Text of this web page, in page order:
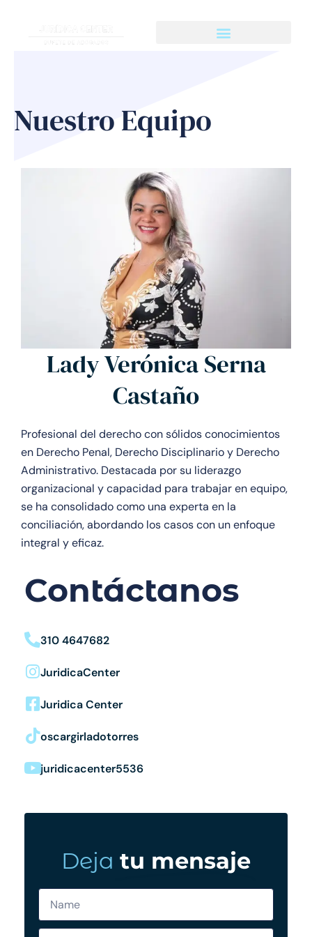
Nuestro Equipo
Lady Verónica Serna
Castaño
Profesional del derecho con sólidos conocimientos
en Derecho Penal, Derecho Disciplinario y Derecho
Administrativo. Destacada por su liderazgo
organizacional y capacidad para trabajar en equipo,
se ha consolidado como una experta en la
conciliación, abordando los casos con un enfoque
integral y eficaz.
Contáctanos
310 4647682
JuridicaCenter
Juridica Center
oscargirladotorres
juridicacenter5536
Deja tu mensaje
N
m
D